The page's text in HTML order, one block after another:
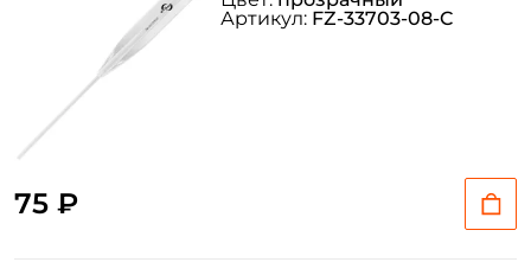
75 ₽
Артикул: FZ-33703-08-C